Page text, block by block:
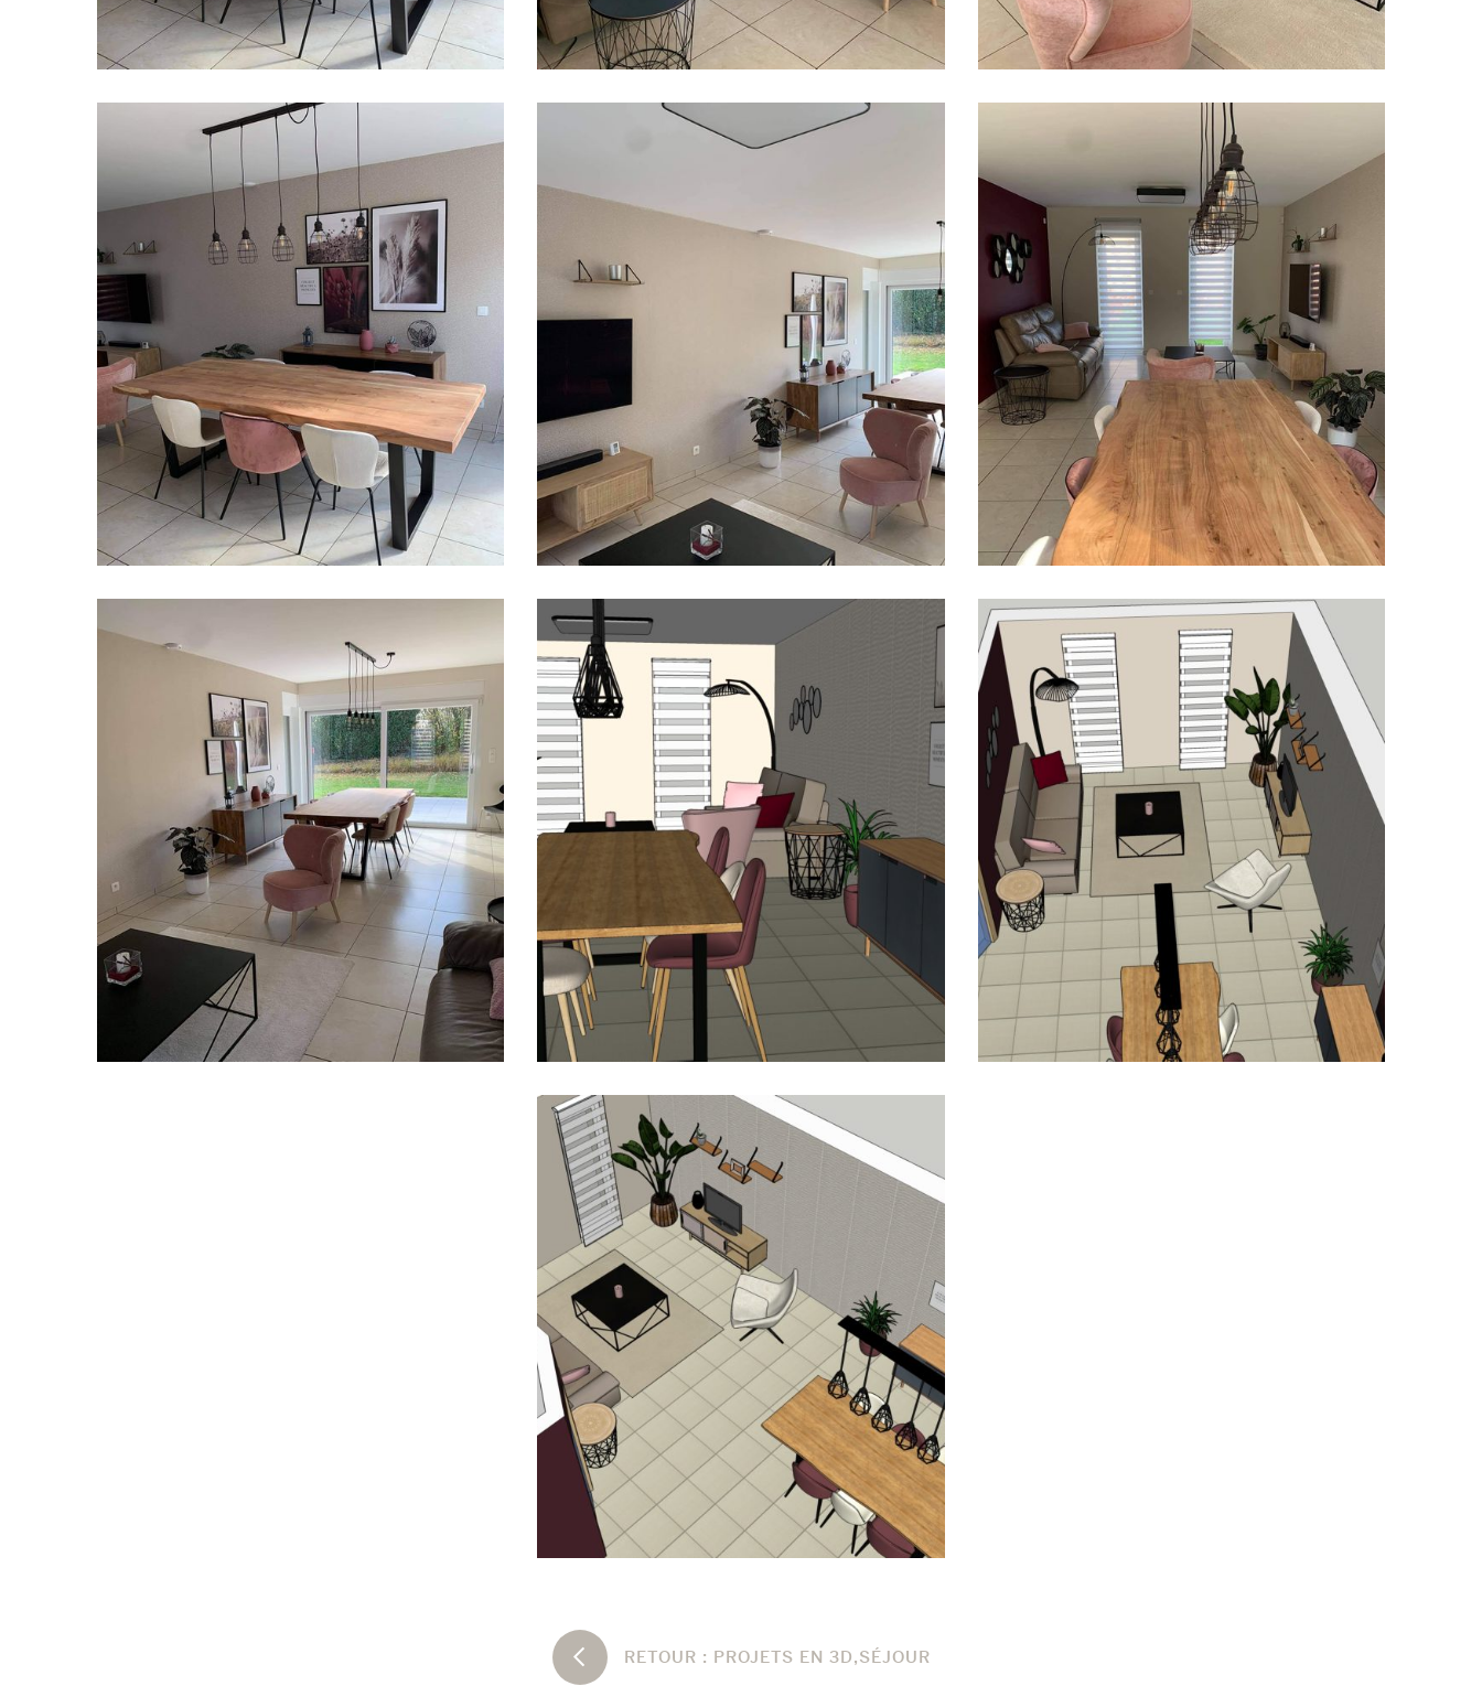
RETOUR : PROJETS EN 3D,SÉJOUR